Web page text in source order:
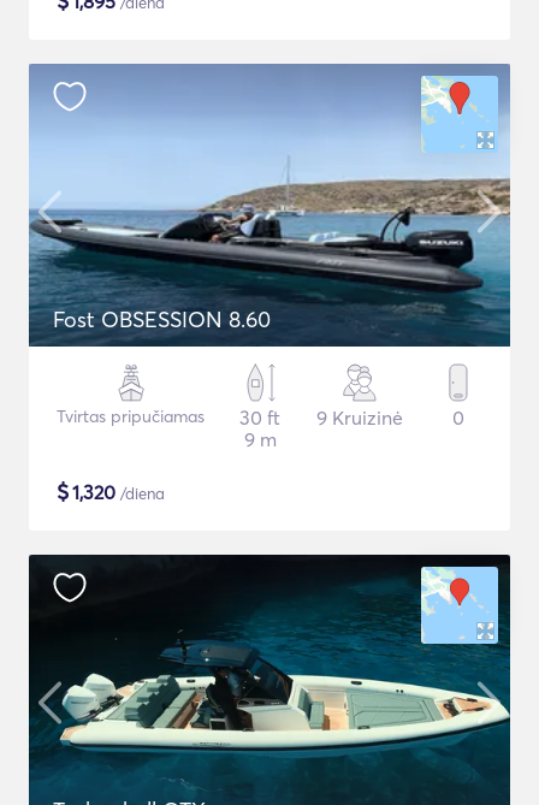
Fost OBSESSION 8.60
Tvirtas pripučiamas
30 ft
9 m
9 Kruizinė 0
$1,320 /diena